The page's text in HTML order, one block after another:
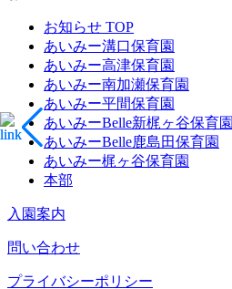
お知らせ TOP
あいみー溝口保育園
あいみー高津保育園
あいみー南加瀬保育園
あいみー平間保育園
あいみーBelle新梶ヶ谷保育園
あいみーBelle鹿島田保育園
あいみー梶ヶ谷保育園
本部
入園案内
問い合わせ
プライバシーポリシー